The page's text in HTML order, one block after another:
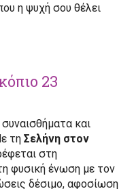
η ψυχή σου θέλει
23
και
τη Σελήνη στον
στη
φυσική ένωση με τον
δέσιμο, αφοσίωση